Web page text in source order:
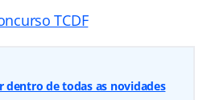
TCDF
dentro de todas as novidades